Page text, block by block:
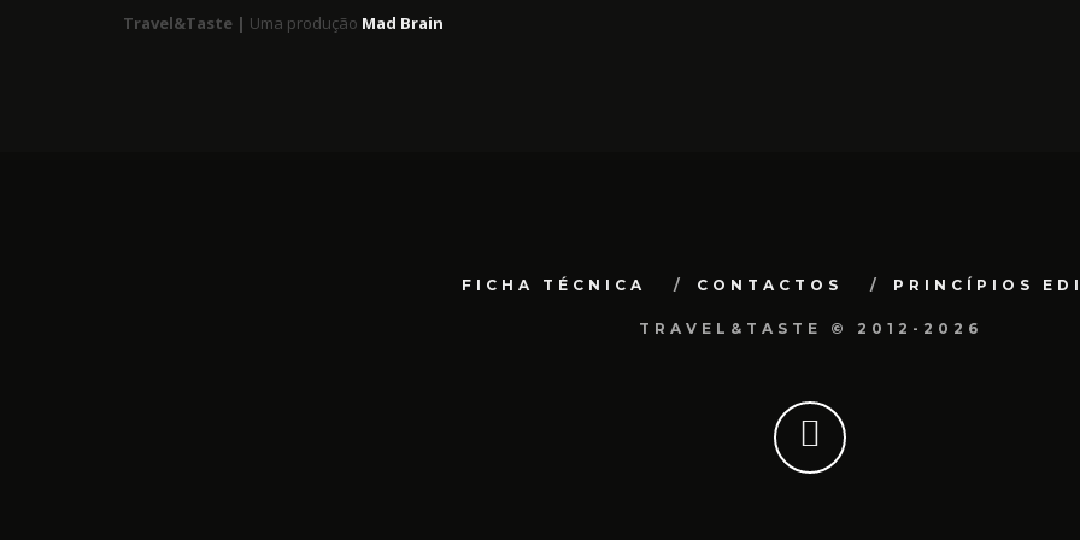
Travel&Taste | Uma produção Mad Brain
FICHA TÉCNICA CONTACTOS PRINCÍPIOS
TRAVEL&TASTE © 2012-2026